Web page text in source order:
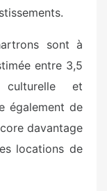
sont à
entre 3,5
et
également de
davantage
locations de